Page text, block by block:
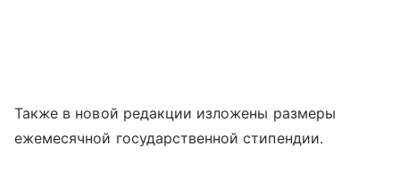
Также в новой редакции изложены размеры
ежемесячной государственной стипендии.